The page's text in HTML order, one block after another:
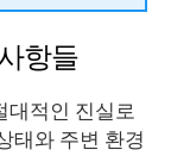
항들
대적인 진실로
태와 주변 환경